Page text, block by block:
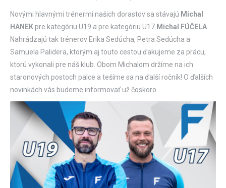
Novými hlavnými trénermi našich dorastov sa stávajú Michal
HANEKpre kategóriu U19 a pre kategóriu U17 Michal FÚČELA
Nahrádzajú tak trénerov Erika Sedúcha, Petra Sedúcha a
Samuela Palidera, ktorým aj touto cestou ďakujeme za prácu,
ktorú vykonali pre náš klub. Obom Michalom držíme na ich
staronových postoch palce a tešíme sa na ďalší ročník! O ďalších
novinkách vás budeme informovať už čoskoro.